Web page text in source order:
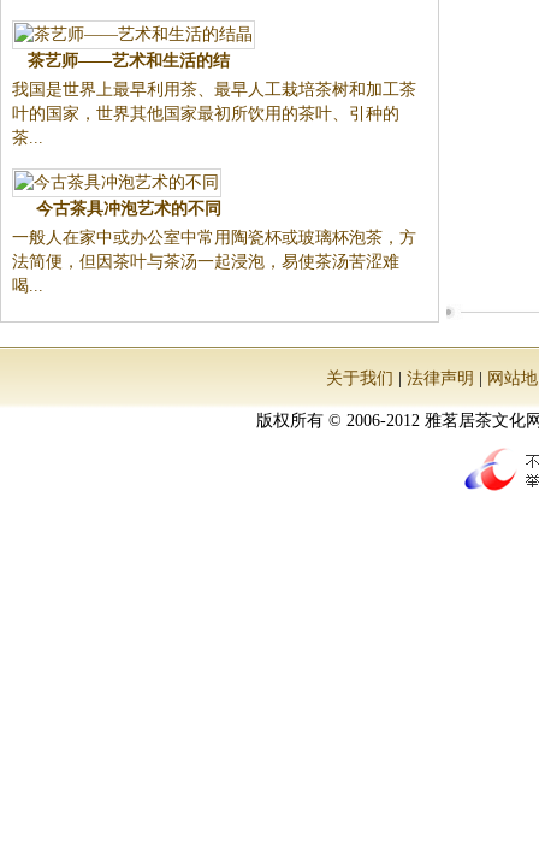
茶艺师——艺术和生活的结
我国是世界上最早利用茶、最早人工栽培茶树和加工茶
叶的国家，世界其他国家最初所饮用的茶叶、引种的
茶...
今古茶具冲泡艺术的不同
一般人在家中或办公室中常用陶瓷杯或玻璃杯泡茶，方
法简便，但因茶叶与茶汤一起浸泡，易使茶汤苦涩难
喝...
关于我们 法律声明 网站
版权所有 © 2006-2012 雅茗居茶文化